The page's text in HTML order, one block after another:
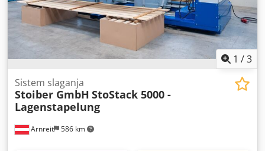
1 /3
Arnreit 586 km
Sistem slaganja
Stoiber GmbH StoStack 5000 -
Lagenstapelung